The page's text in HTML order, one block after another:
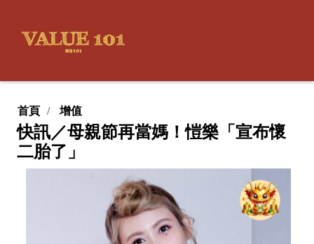
首頁 增值
快訊／母親節再當媽！愷樂「宣布懷
二胎了」